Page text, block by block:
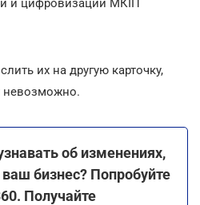
и цифровизации МКІП
их на другую карточку,
невозможно.
об изменениях,
бизнес? Попробуйте
Получайте